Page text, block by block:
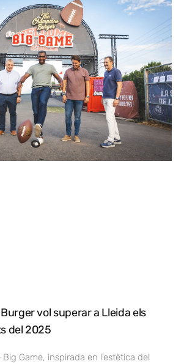
vol superar a Lleida els
del 2025
Game, inspirada en l’estètica del